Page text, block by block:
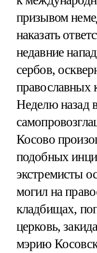
призывом
наказать
недавние
сербов,
православных
Неделю назад
Косово
подобных
экстремисты
могил на
кладбищах,
церковь,
мэрию